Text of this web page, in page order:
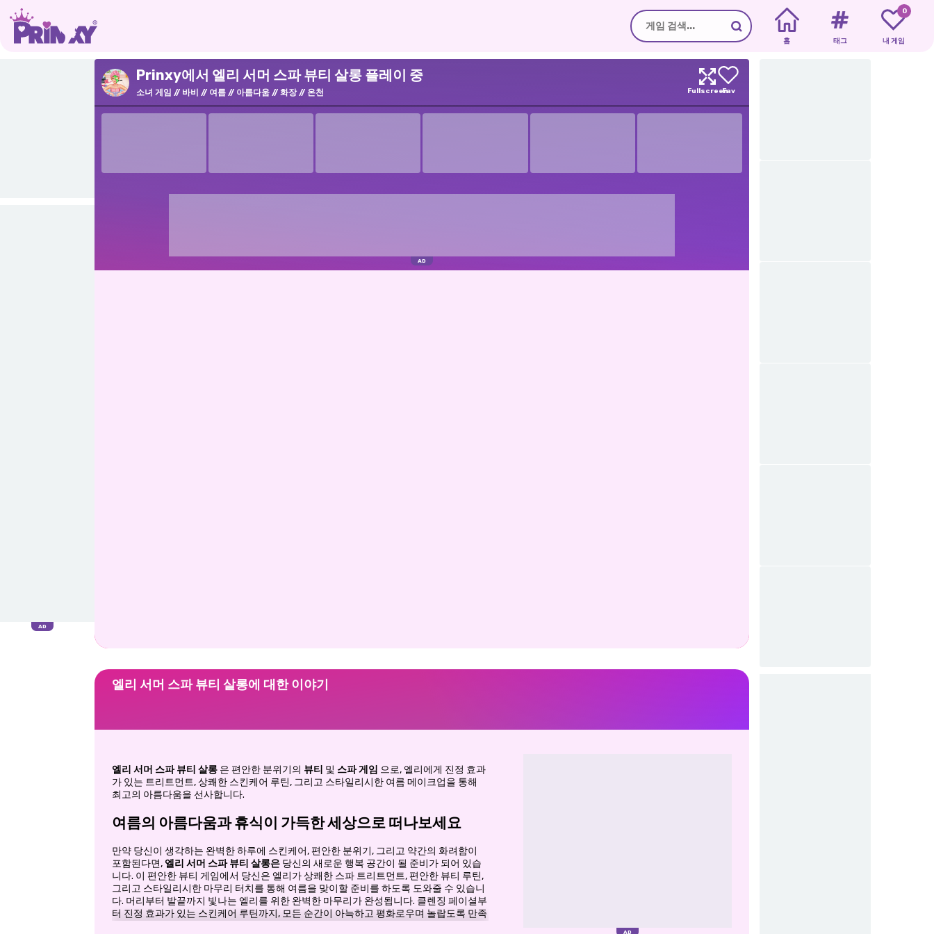
홈 태그
0
내 게임
Prinxy에서 엘리 서머 스파 뷰티 살롱 플레이 중
소녀 게임 바비 여름 아름다움 화장 온천
엘리 서머 스파 뷰티 살롱에 대한 이야기
엘리 서머 스파 뷰티 살롱 은 편안한 분위기의 뷰티 및 스파 게임 으로, 엘리에게 진정 효과
가 있는 트리트먼트, 상쾌한 스킨케어 루틴, 그리고 스타일리시한 여름 메이크업을 통해
최고의 아름다움을 선사합니다.
여름의 아름다움과 휴식이 가득한 세상으로 떠나보세요
만약 당신이 생각하는 완벽한 하루에 스킨케어, 편안한 분위기, 그리고 약간의 화려함이
포함된다면, 엘리 서머 스파 뷰티 살롱은 당신의 새로운 행복 공간이 될 준비가 되어 있습
니다. 이 편안한 뷰티 게임에서 당신은 엘리가 상쾌한 스파 트리트먼트, 편안한 뷰티 루틴,
그리고 스타일리시한 마무리 터치를 통해 여름을 맞이할 준비를 하도록 도와줄 수 있습니
다. 머리부터 발끝까지 빛나는 엘리를 위한 완벽한 마무리가 완성됩니다. 클렌징 페이셜부
터 진정 효과가 있는 스킨케어 루틴까지, 모든 순간이 아늑하고 평화로우며 놀랍도록 만족